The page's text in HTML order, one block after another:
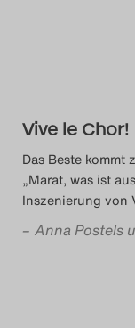
Vive le Chor!
Das Beste kommt
„Marat, was ist
Inszenierung von
– Anna Postels